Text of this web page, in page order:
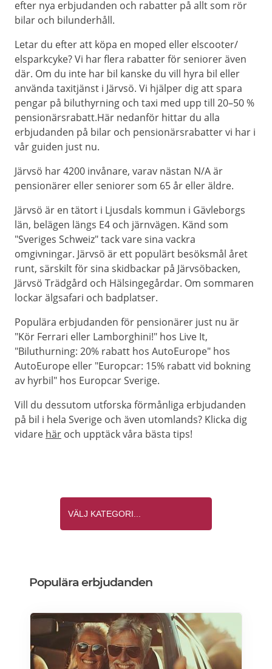
efter nya erbjudanden och rabatter på allt som rör
bilar och bilunderhåll.
Letar du efter att köpa en moped eller elscooter/
elsparkcyke? Vi har flera rabatter för seniorer även
där. Om du inte har bil kanske du vill hyra bil eller
använda taxitjänst i Järvsö. Vi hjälper dig att spara
pengar på biluthyrning och taxi med upp till 20–50 %
pensionärsrabatt.Här nedanför hittar du alla
erbjudanden på bilar och pensionärsrabatter vi har i
vår guiden just nu.
Järvsö har 4200 invånare, varav nästan N/A är
pensionärer eller seniorer som 65 år eller äldre.
Järvsö är en tätort i Ljusdals kommun i Gävleborgs
län, belägen längs E4 och järnvägen. Känd som
"Sveriges Schweiz" tack vare sina vackra
omgivningar. Järvsö är ett populärt besöksmål året
runt, särskilt för sina skidbackar på Järvsöbacken,
Järvsö Trädgård och Hälsingegårdar. Om sommaren
lockar älgsafari och badplatser.
Populära erbjudanden för pensionärer just nu är
"Kör Ferrari eller Lamborghini!" hos Live It,
"Biluthurning: 20% rabatt hos AutoEurope" hos
AutoEurope eller "Europcar: 15% rabatt vid bokning
av hyrbil" hos Europcar Sverige.
Vill du dessutom utforska förmånliga erbjudanden
på bil i hela Sverige och även utomlands? Klicka dig
vidare här och upptäck våra bästa tips!
Populära erbjudanden